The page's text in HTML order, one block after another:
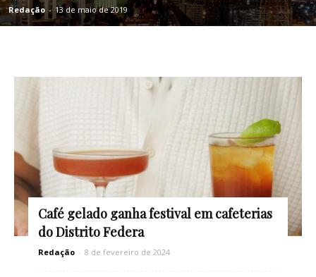
Redação - 13 de maio de 2019
Café gelado ganha festival em cafeterias
do Distrito Federa
Redação - 8 de fevereiro de 2024